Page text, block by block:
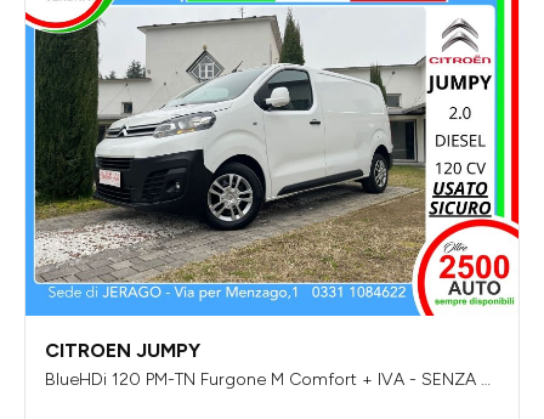
CITROEN JUMPY
BlueHDi 120 PM-TN Furgone M Comfort + IVA - SENZA VI